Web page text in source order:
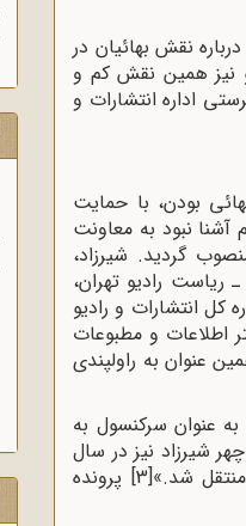
نقش بهائیان در
نیز همین نقش کم و
اداره انتشارات و
بودن، با حمایت
نبود به معاونت
گردید. شیرزاد،
ریاست رادیو تهران،
کل انتشارات و رادیو
دفتر اطلاعات و مطبوعات
سفارت ایران در لندن، منصوب شد. در سال 1347 نیز با همین عنوان به راولپندی
«شیرزاد» در سال 1349 به معاونت اداره کل رادیو تهران رسید و سپس در سال 1352 به عنوان سرکنسول به
منوچهر شیرزاد نیز در سال
[3]
پرونده